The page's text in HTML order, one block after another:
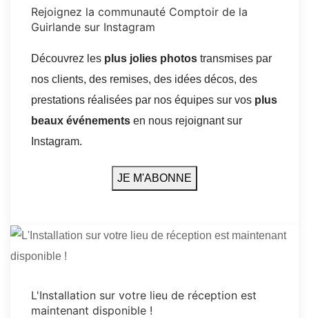
Rejoignez la communauté Comptoir de la
Guirlande sur Instagram
Découvrez les plus jolies photos transmises par
nos clients, des remises, des idées décos, des
prestations réalisées par nos équipes sur vos plus
beaux événements en nous rejoignant sur
Instagram.
JE M'ABONNE
L'Installation sur votre lieu de réception est
maintenant disponible !